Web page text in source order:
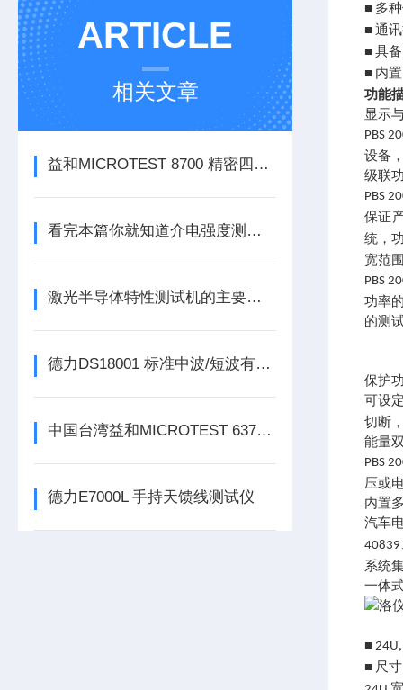
ARTICLE
相关文章
益和MICROTEST 8700 精密四线式线材测试仪
看完本篇你就知道介电强度测试仪的系统组成了
激光半导体特性测试机的主要特点
德力DS18001 标准中波/短波有源环形天线
中国台湾益和MICROTEST 6373 LCR测试仪
德力E7000L 手持天馈线测试仪
■ 多
■ 通
■ 具备
■ 内置
功能
显示
PBS
设备
级联
PBS
保证
统，
宽范
PBS
功率
的测
保护
可设
切断
能量
PBS
压或
内置
汽车
40839
系统
一体
■
■ 尺